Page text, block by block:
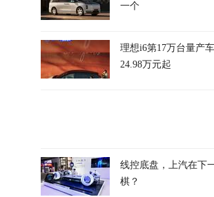
一个
理想i6第17万台量产
24.98万元起
线控底盘，上汽在下
棋？